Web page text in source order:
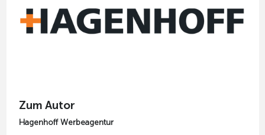
Zum Autor
Hagenhoff Werbeagentur